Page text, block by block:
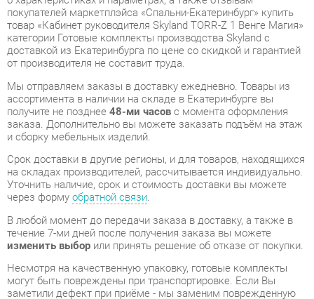
от производителя не составит труда.
Мы отправляем заказы в доставку ежедневно. Товары из
ассортимента в наличии на складе в Екатеринбурге вы
получите не позднее48-ми часовс момента оформления
заказа. Дополнительно вы можете заказать подъём на этаж
и сборку мебельных изделий.
Срок доставки в другие регионы, и для товаров, находящихся
на складах производителей, рассчитывается индивидуально.
Уточнить наличие, срок и стоимость доставки вы можете
через формуобратной связи.
В любой момент до передачи заказа в доставку, а также в
течение 7-ми дней после получения заказа вы можете
изменить выборили принять решение об отказе от покупки.
Несмотря на качественную упаковку, готовые комплекты
могут быть повреждены при транспортировке. Если Вы
заметили дефект при приёме - мы заменим поврежденную
деталь.Повторная доставкатовара -бесплатна.
На всю мебель категории Готовые комплекты
распространяетсягарантия 1 год, а на некоторые модели – 2
года с момента приобретения.